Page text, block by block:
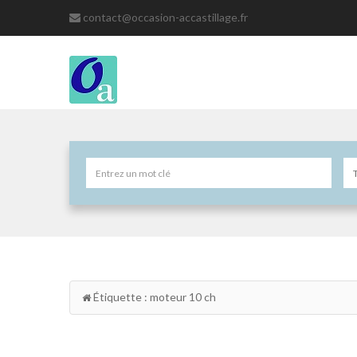
contact@occasion-accastillage.fr
Étiquette : moteur 10 ch